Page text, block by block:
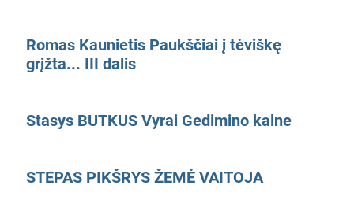
Romas Kaunietis Paukščiai į tėviškę
grįžta... III dalis
Stasys BUTKUS Vyrai Gedimino kalne
STEPAS PIKŠRYS ŽEMĖ VAITOJA